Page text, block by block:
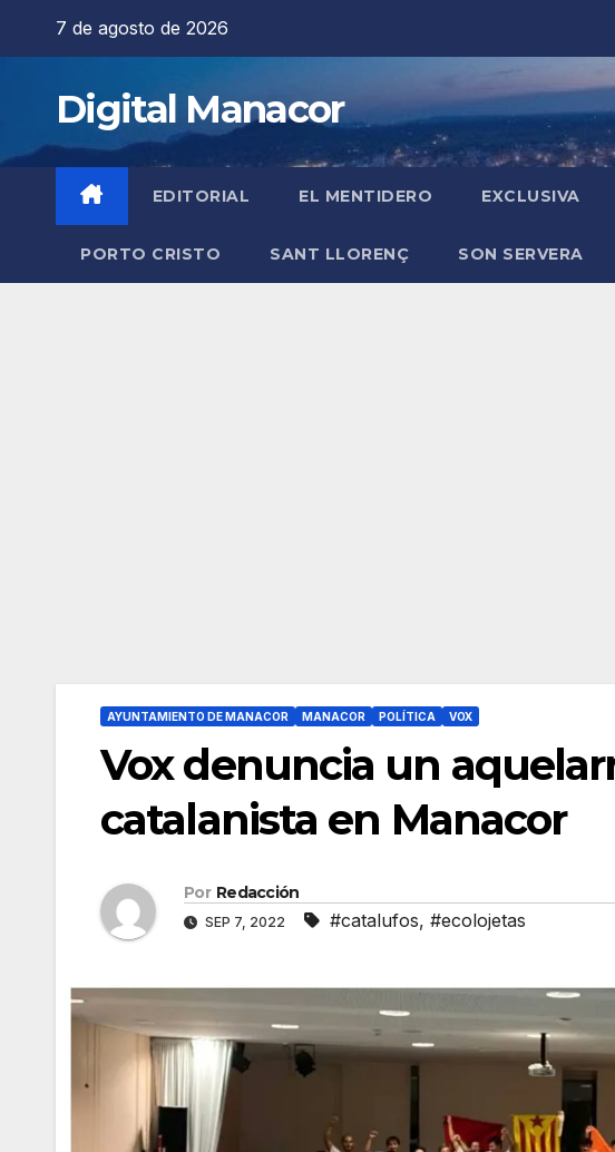
7 de agosto de 2026
Digital Manacor
EDITORIAL EL MENTIDERO EXCLUSIVA
PORTO CRISTO SANT LLORENÇ SON SERVERA
AYUNTAMIENTO DE MANACOR MANACOR POLÍTICA VOX
Vox denuncia un
catalanista en Manacor
Por Redacción
SEP 7, 2022 #catalufos, #ecolojetas